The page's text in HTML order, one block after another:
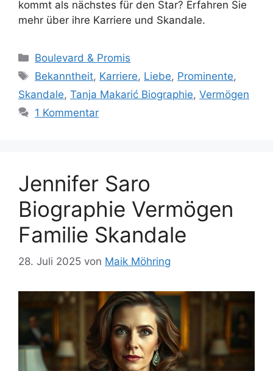
kommt als nächstes für den Star? Erfahren Sie
mehr über ihre Karriere und Skandale.
Kategorien
Boulevard & Promis
Schlagwörter
Bekanntheit, Karriere, Liebe, Prominente,
Skandale, Tanja Makarić Biographie, Vermögen
1 Kommentar
Jennifer Saro
Biographie Vermögen
Familie Skandale
28. Juli 2025 von Maik Möhring